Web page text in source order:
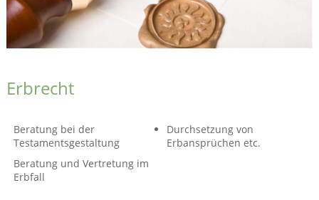
Erbrecht
Beratung bei der
Testamentsgestaltung
Beratung und Vertretung im
Erbfall
Durchsetzung von
Erbansprüchen etc.